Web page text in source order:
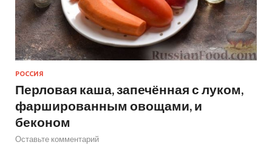
РОССИЯ
Перловая каша, запечённая с луком,
фаршированным овощами, и
беконом
Оставьте комментарий